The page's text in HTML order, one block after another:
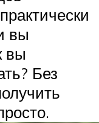
вы
вы
Без